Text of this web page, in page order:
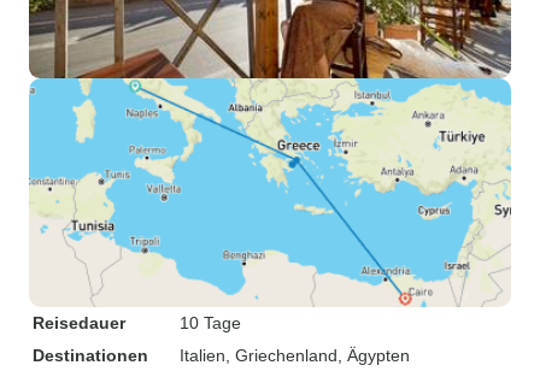
Reisedauer
10 Tage
Destinationen
Italien , Griechenland , Ägypten